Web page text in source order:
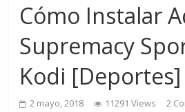
Cómo Instalar
Supremacy
Kodi [Deportes]
2 mayo, 2018 11291 Views 2